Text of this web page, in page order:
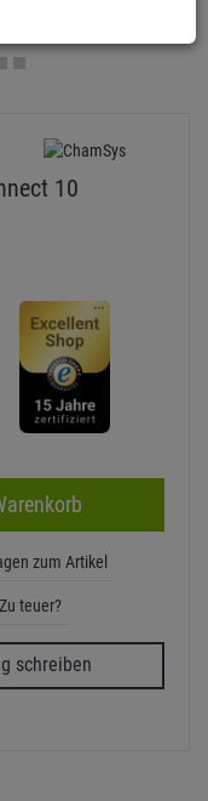
10
zum Artikel
Zu teuer?
schreiben